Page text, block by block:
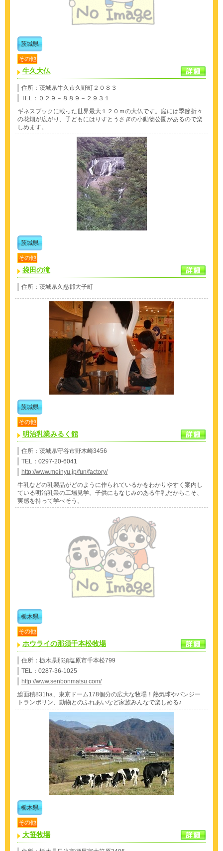
茨城県
その他
牛久大仏
住所：茨城県牛久市久野町２０８３
TEL：０２９－８８９－２９３１
ギネスブックに載った世界最大１２０ｍの大仏です。庭には季節折々
の花畑が広がり、子どもにはりすとうさぎの小動物公園があるので楽
しめます。
茨城県
その他
袋田の滝
住所：茨城県久慈郡大子町
茨城県
その他
明治乳業みるく館
住所：茨城県守谷市野木崎3456
TEL：0297-20-6041
http://www.meinyu.jp/fun/factory/
牛乳などの乳製品がどのように作られているかをわかりやすく案内し
ている明治乳業の工場見学。子供にもなじみのある牛乳だからこそ、
実感を持って学べそう。
栃木県
その他
ホウライの那須千本松牧場
住所：栃木県那須塩原市千本松799
TEL：0287-36-1025
http://www.senbonmatsu.com/
総面積831ha、東京ドーム178個分の広大な牧場！熱気球やバンジー
トランポリン、動物とのふれあいなど家族みんなで楽しめる♪
栃木県
その他
大笹牧場